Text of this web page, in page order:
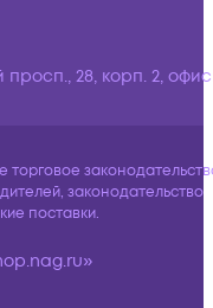
28, корп. 2,
законодательство
поставки.